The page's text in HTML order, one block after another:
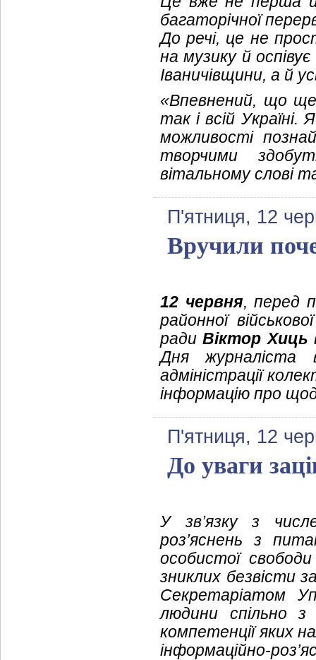
багаторічної
До речі, це не
на музику й
Іваничівщини, а й
«Впевнений, що
так і всій
можливості
творчими
вітальному слові
П'ятниця, 12
Вручили
12 червня, перед
районної
радиВіктор Хиць
Дня журналіста
адміністрації
інформацію про
П'ятниця, 12
До уваги
У зв’язку з
роз’яснень з
особистої свободи
зниклих безвісти
Секретаріатом
людини спільно з
компетенції яких
інформаційно-